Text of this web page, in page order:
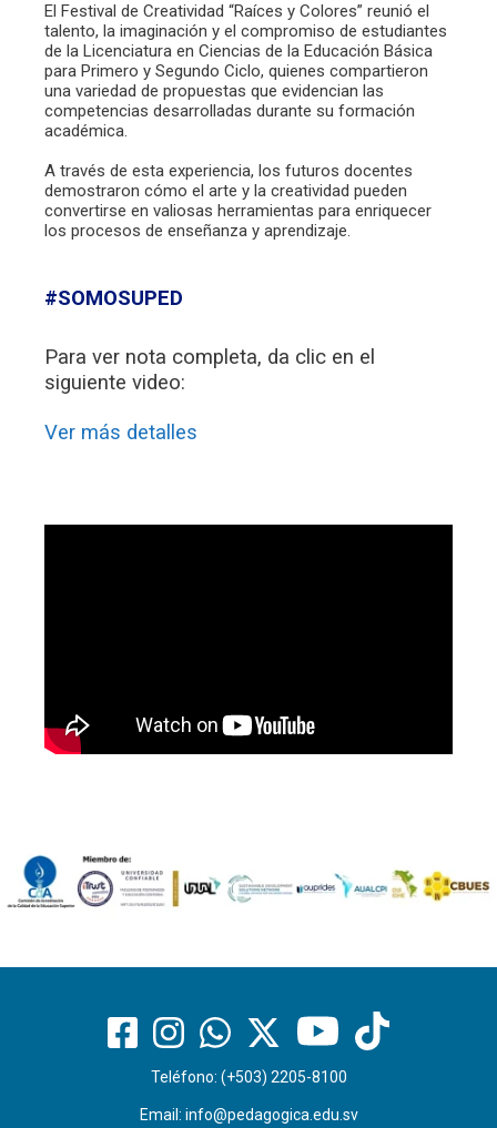
El Festival de Creatividad “Raíces y Colores” reunió el
talento, la imaginación y el compromiso de estudiantes
de la Licenciatura en Ciencias de la Educación Básica
para Primero y Segundo Ciclo, quienes compartieron
una variedad de propuestas que evidencian las
competencias desarrolladas durante su formación
académica.
A través de esta experiencia, los futuros docentes
demostraron cómo el arte y la creatividad pueden
convertirse en valiosas herramientas para enriquecer
los procesos de enseñanza y aprendizaje.
#SOMOSUPED
Para ver nota completa, da clic en el
siguiente video:
Ver más detalles
Teléfono: (+503) 2205-8100
Email: info@pedagogica.edu.sv